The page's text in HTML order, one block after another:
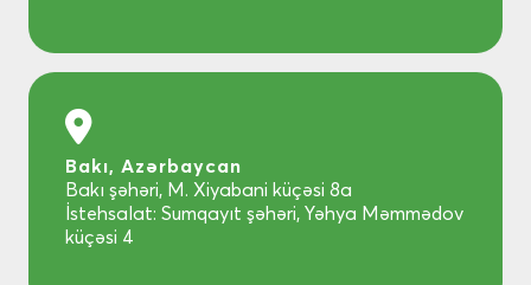
Bakı, Azərbaycan
Bakı şəhəri, M. Xiyabani küçəsi 8a
İstehsalat: Sumqayıt şəhəri, Yəhya Məmmədov
küçəsi 4